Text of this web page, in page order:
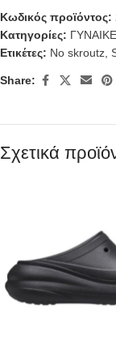
Κωδικός προϊόντος:
Κατηγορίες:
Ετικέτες: No skroutz
Share:
Σχετικά